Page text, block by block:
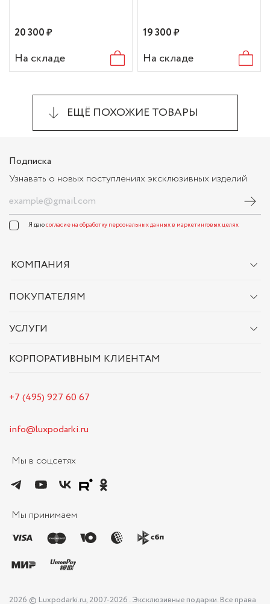
20 300 ₽
На складе
19 300 ₽
На складе
ЕЩЁ ПОХОЖИЕ ТОВАРЫ
Подписка
Узнавать о новых поступлениях эксклюзивных изделий
Я даюсогласие на обработку персональных данных в маркетинговых целях
КОМПАНИЯ
ПОКУПАТЕЛЯМ
УСЛУГИ
КОРПОРАТИВНЫМ КЛИЕНТАМ
+7 (495) 927 60 67
info@luxpodarki.ru
Мы принимаем
Мы в соцсетях
2026 © Luxpodarki.ru, 2007-2026 . Эксклюзивные подарки. Все права